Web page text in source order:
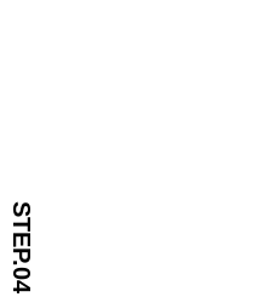
STEP.04